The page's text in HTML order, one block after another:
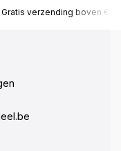
Gratis verzending boven